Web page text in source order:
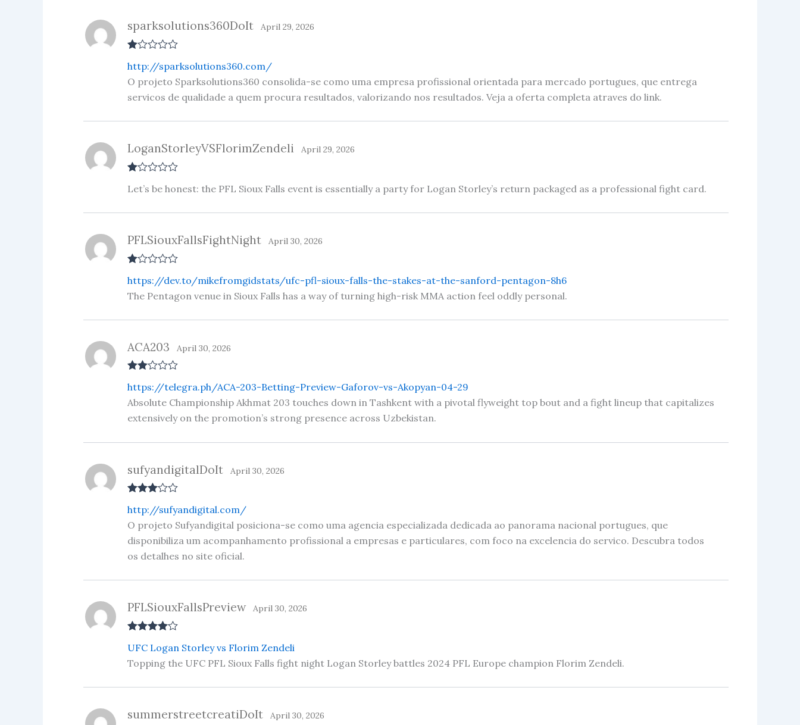
at
ed
1
ou
sparksolutions360DoIt April 29, 2026
http://sparksolutions360.com/
O projeto Sparksolutions360 consolida-se como uma empresa profissional orientada para mercado portugues, que entrega
servicos de qualidade a quem procura resultados, valorizando nos resultados. Veja a oferta completa atraves do link.
at
of
LoganStorleyVSFlorimZendeli April 29, 2026
Let’s be honest: the PFL Sioux Falls event is essentially a party for Logan Storley’s return packaged as a professional fight card.
at
ed
1
t
PFLSiouxFallsFightNight April 30, 2026
https://dev.to/mikefromgidstats/ufc-pfl-sioux-falls-the-stakes-at-the-sanford-pentagon-8h6
The Pentagon venue in Sioux Falls has a way of turning high-risk MMA action feel oddly personal.
d2
out
of 5
ACA203 April 30, 2026
https://telegra.ph/ACA-203-Betting-Preview-Gaforov-vs-Akopyan-04-29
Absolute Championship Akhmat 203 touches down in Tashkent with a pivotal flyweight top bout and a fight lineup that capitalizes
extensively on the promotion’s strong presence across Uzbekistan.
out of 5
sufyandigitalDoIt April 30, 2026
http://sufyandigital.com/
O projeto Sufyandigital posiciona-se como uma agencia especializada dedicada ao panorama nacional portugues, que
disponibiliza um acompanhamento profissional a empresas e particulares, com foco na excelencia do servico. Descubra todos
os detalhes no site oficial.
out of 5
PFLSiouxFallsPreview April 30, 2026
UFC Logan Storley vs Florim Zendeli
Topping the UFC PFL Sioux Falls fight night Logan Storley battles 2024 PFL Europe champion Florim Zendeli.
summerstreetcreatiDoIt April 30, 2026